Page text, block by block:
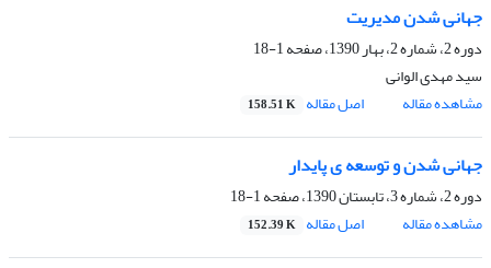
جهانی شدن مدیریت
دوره 2، شماره 2، بهار 1390، صفحه
1-18
سید مهدی الوانی
مشاهده مقاله
اصل مقاله 158.51 K
جهانی شدن و توسعه ی پایدار
دوره 2، شماره 3، تابستان 1390، صفحه
1-18
مشاهده مقاله
اصل مقاله 152.39 K